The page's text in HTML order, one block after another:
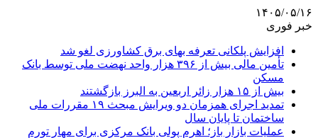
۱۴۰۵/۰۵/۱۶
خبر فوری
افزایش پلکانی تعرفه بهای برق کشاورزی لغو شد
تأمین مالی بیش از ۳۹۶ هزار واحد نهضت ملی توسط بانک
مسکن
بیش از ۱۵ هزار زائر اربعین به البرز بازگشتند
تمدید اجرای همزمان دو ویرایش مبحث ۱۹ مقررات ملی
ساختمان تا پایان سال
عملیات بازار باز؛ اهرم پولی بانک مرکزی برای مهار تورم